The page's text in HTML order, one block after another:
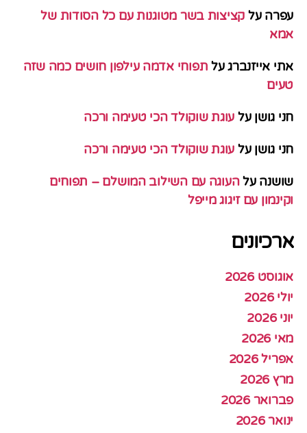
עפרה על קציצות בשר מטוגנות עם כל הסודות של
אמא
אתי אייזנברגעל תפוחי אדמה עילפון חושים כמה שזה
טעים
חני גושן על עוגת שוקולד הכי טעימה ורכה
חני גושן על עוגת שוקולד הכי טעימה ורכה
שושנה עלהעוגה עם השילוב המושלם – תפוחים
וקינמון עם זיגוג מייפל
ארכיונים
אוגוסט 2026
יולי 2026
יוני 2026
מאי 2026
אפריל 2026
מרץ 2026
פברואר 2026
ינואר 2026